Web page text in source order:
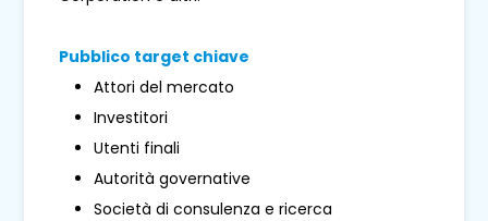
Pubblico target chiave
Attori del mercato
Investitori
Utenti finali
Autorità governative
Società di consulenza e ricerca